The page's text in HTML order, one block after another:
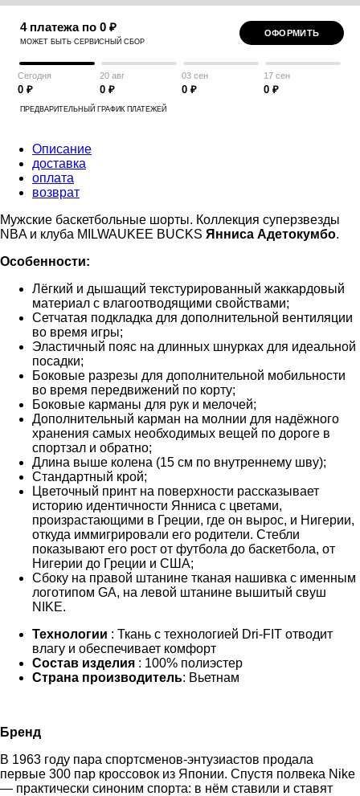
4 платежа по 0 ₽
МОЖЕТ БЫТЬ СЕРВИСНЫЙ СБОР
ОФОРМИТЬ
Сегодня
0 ₽
20 авг
0 ₽
03 сен
0 ₽
17 сен
0 ₽
ПРЕДВАРИТЕЛЬНЫЙ ГРАФИК ПЛАТЕЖЕЙ
Описание
доставка
оплата
возврат
Мужские баскетбольные шорты. Коллекция суперзвезды
NBA и клуба MILWAUKEE BUCKS Янниса Адетокумбо.
Особенности:
Лёгкий и дышащий текстурированный жаккардовый
материал с влагоотводящими свойствами;
Сетчатая подкладка для дополнительной вентиляции
во время игры;
Эластичный пояс на длинных шнурках для идеальной
посадки;
Боковые разрезы для дополнительной мобильности
во время передвижений по корту;
Боковые карманы для рук и мелочей;
Дополнительный карман на молнии для надёжного
хранения самых необходимых вещей по дороге в
спортзал и обратно;
Длина выше колена (15 см по внутреннему шву);
Стандартный крой;
Цветочный принт на поверхности рассказывает
историю идентичности Янниса с цветами,
произрастающими в Греции, где он вырос, и Нигерии,
откуда иммигрировали его родители. Стебли
показывают его рост от футбола до баскетбола, от
Нигерии до Греции и США;
Сбоку на правой штанине тканая нашивка с именным
логотипом GA, на левой штанине вышитый свуш
NIKE.
Технологии : Ткань с технологией Dri-FIT отводит
влагу и обеспечивает комфорт
Состав изделия : 100% полиэстер
Страна производитель: Вьетнам
Бренд
В 1963 году пара спортсменов-энтузиастов продала
первые 300 пар кроссовок из Японии. Спустя полвека Nike
— практически синоним спорта: в нём ставили и ставят